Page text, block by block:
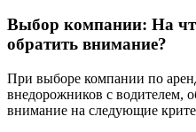
Выбор компании: На
обратить внимание?
При выборе компании по
внедорожников с водителем,
внимание на следующие